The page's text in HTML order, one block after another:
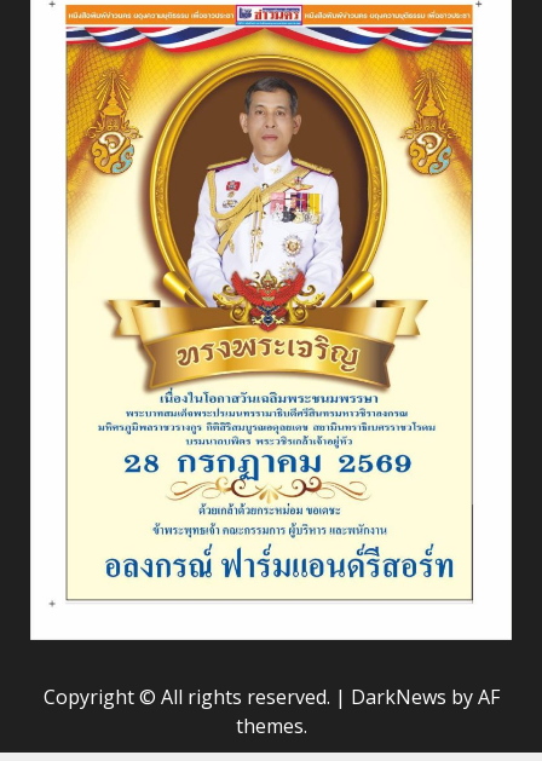
Copyright © All rights reserved. | DarkNews by AF
themes.